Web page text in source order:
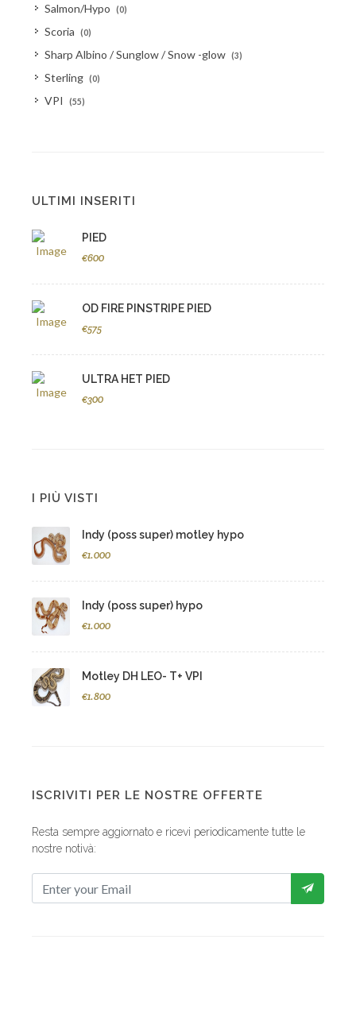
Salmon/Hypo (0)
Scoria (0)
Sharp Albino / Sunglow / Snow -glow (3)
Sterling (0)
VPI (55)
ULTIMI INSERITI
PIED
€600
OD FIRE PINSTRIPE PIED
€575
ULTRA HET PIED
€300
I PIÙ VISTI
Indy (poss super) motley hypo
€1.000
Indy (poss super) hypo
€1.000
Motley DH LEO- T+ VPI
€1.800
ISCRIVITI PER LE NOSTRE OFFERTE
Resta sempre aggiornato e ricevi periodicamente tutte le
nostre notivà: